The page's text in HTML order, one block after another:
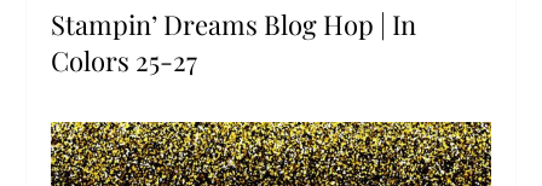
Stampin’ Dreams Blog Hop | In
Colors 25-27